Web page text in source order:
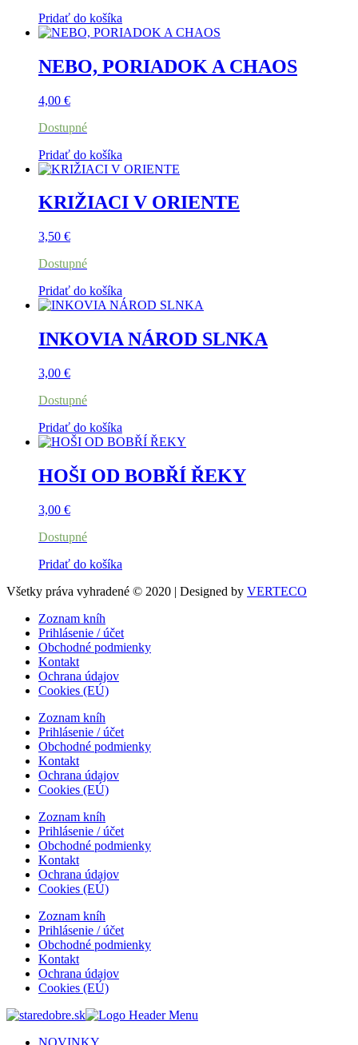
Pridať do košíka
NEBO, PORIADOK A CHAOS
4,00 €
Dostupné
Pridať do košíka
KRIŽIACI V ORIENTE
3,50 €
Dostupné
Pridať do košíka
INKOVIA NÁROD SLNKA
3,00 €
Dostupné
Pridať do košíka
HOŠI OD BOBŘÍ ŘEKY
3,00 €
Dostupné
Pridať do košíka
Všetky práva vyhradené © 2020 | Designed by VERTECO
Zoznam kníh
Prihlásenie / účet
Obchodné podmienky
Kontakt
Ochrana údajov
Cookies (EÚ)
Zoznam kníh
Prihlásenie / účet
Obchodné podmienky
Kontakt
Ochrana údajov
Cookies (EÚ)
Zoznam kníh
Prihlásenie / účet
Obchodné podmienky
Kontakt
Ochrana údajov
Cookies (EÚ)
Zoznam kníh
Prihlásenie / účet
Obchodné podmienky
Kontakt
Ochrana údajov
Cookies (EÚ)
NOVINKY